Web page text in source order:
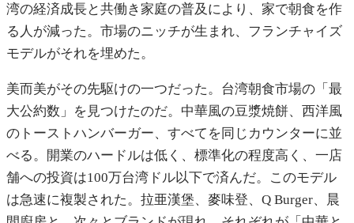
湾の経済成長と共働き家庭の普及により、家で朝食を作
る人が減った。市場のニッチが生まれ、フランチャイズ
モデルがそれを埋めた。
美而美がその先駆けの一つだった。台湾朝食市場の「最
大公約数」を見つけたのだ。中華風の豆漿焼餅、西洋風
のトーストハンバーガー、すべてを同じカウンターに並
べる。開業のハードルは低く、標準化の程度高く、一店
舗への投資は100万台湾ドル以下で済んだ。このモデル
は急速に複製された。拉亜漢堡、麥味登、Q Burger、晨